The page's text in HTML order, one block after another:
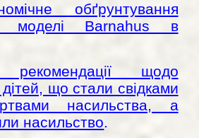
обґрунтування
моделі Barnahus в
рекомендації щодо
що стали свідками
насильства, а
насильство.